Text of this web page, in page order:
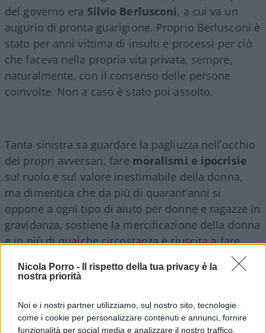
Nicola Porro -
Il rispetto della tua privacy è la
nostra priorità
Noi e i nostri partner utilizziamo, sul nostro sito, tecnologie
come i cookie per personalizzare contenuti e annunci, fornire
funzionalità per social media e analizzare il nostro traffico.
del governo era Silvio Berlusconi, a cui va un
augurio di pronta guarigione. Proprio Berlusconi è
stato per anni vittima di insulti e processi per ciò
che faceva nella propria vita privata, sempre,
naturalmente, con il consenso delle persone
coinvolte. Non a caso è stato poi assolto.
Tanta sinistra sa guardare la pagliuzza nell’occhio
dei propri avversari, fare moralismi e ipocrisie
sul ruolo e sul valore inestimabile della donna,
ma dimentica che da più di quarant’anni si
oppone a ogni tipo di aiuto per donne e ragazze in
gravidanza, sostiene la mercificazione della donna
e in più di qualche circostanza è riuscita a fare
affitto reato universale, quindi chi ne usufruirà
verrà punito anche se lo farà all’estero. Una